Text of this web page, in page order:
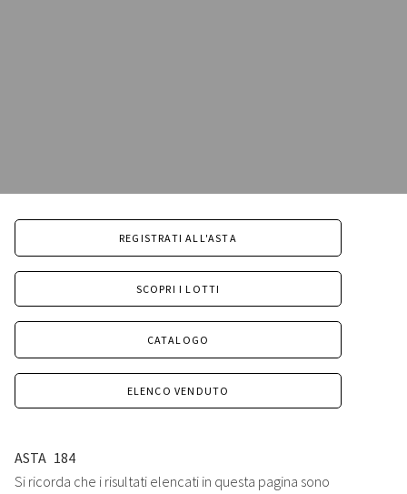
REGISTRATI ALL'ASTA
SCOPRI I LOTTI
CATALOGO
ELENCO VENDUTO
ASTA 184
Si ricorda che i risultati elencati in questa pagina sono